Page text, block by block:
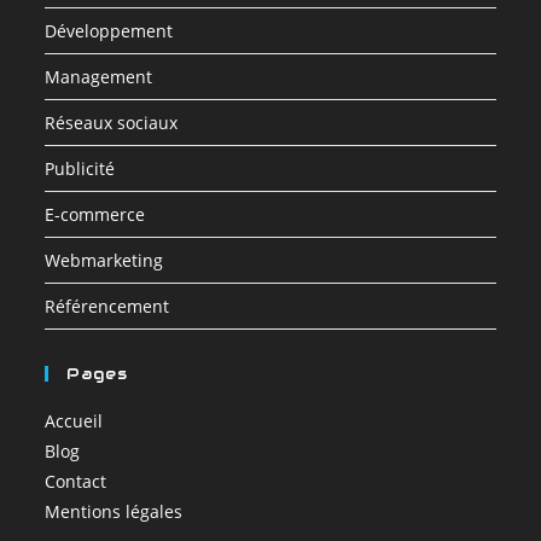
Développement
Management
Réseaux sociaux
Publicité
E-commerce
Webmarketing
Référencement
Pages
Accueil
Blog
Contact
Mentions légales